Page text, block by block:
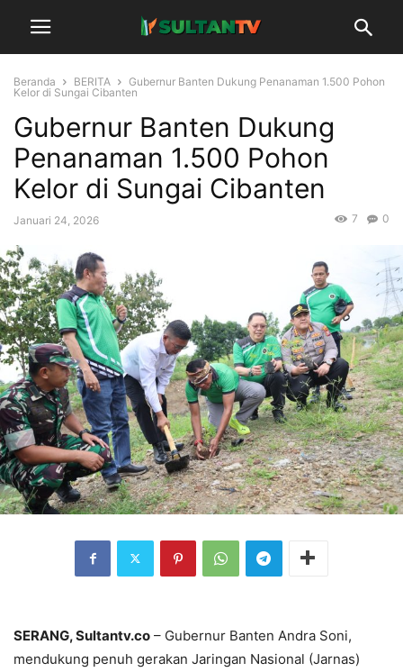
Beranda BERITA
Gubernur Banten Dukung Penanaman 1.500 Pohon
Kelor di Sungai Cibanten
Gubernur Banten Dukung
Penanaman 1.500 Pohon
Kelor di Sungai Cibanten
Januari 24, 2026 0
7
SERANG, Sultantv.co – Gubernur Banten Andra Soni,
mendukung penuh gerakan Jaringan Nasional (Jarnas)